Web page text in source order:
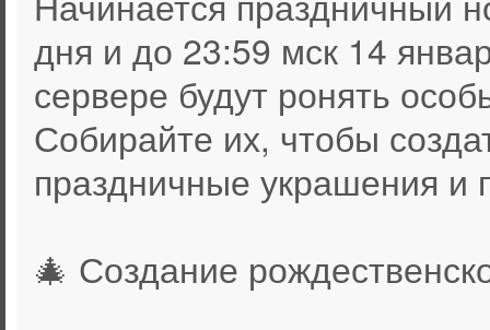
дня и до 23:59 мск 14
сервере будут ронять
Собирайте их, чтобы
праздничные украшения и
🎄 Создание